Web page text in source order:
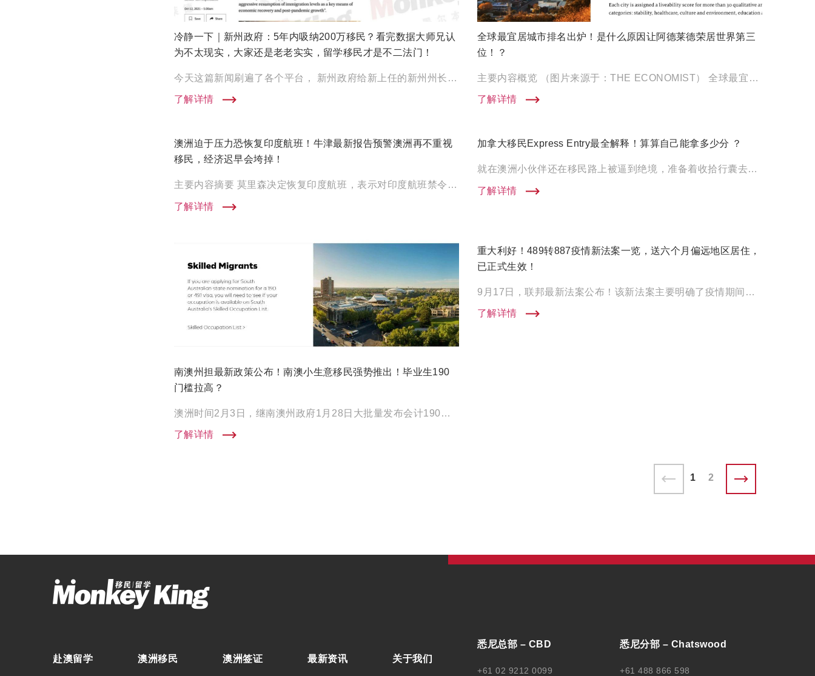
冷静一下｜新州政府：5年内吸纳200万移民？看完数据大师兄认
为不太现实，大家还是老老实实，留学移民才是不二法门！
今天这篇新闻刷遍了各个平台， 新州政府给新上任的新州州长Dominic Perrottet提交了一份轰动全澳的 […]
了解详情
全球最宜居城市排名出炉！是什么原因让阿德莱德荣居世界第三
位！？
主要内容概览 （图片来源于：THE ECONOMIST） 全球最宜居城市排名更新，阿德莱德荣登世界第三； 南澳 […]
了解详情
澳洲迫于压力恐恢复印度航班！牛津最新报告预警澳洲再不重视
移民，经济迟早会垮掉！
主要内容摘要 莫里森决定恢复印度航班，表示对印度航班禁令将不会再延长。 最新经济报告预警，呼吁澳洲增加技术移民 […]
了解详情
加拿大移民Express Entry最全解释！算算自己能拿多少分 ？
就在澳洲小伙伴还在移民路上被逼到绝境，准备着收拾行囊去澳洲大乡下呆它个几年，或者去岛上种几年地的时候，加拿大的 […]
了解详情
南澳州担最新政策公布！南澳小生意移民强势推出！毕业生190
门槛拉高？
澳洲时间2月3日，继南澳州政府1月28日大批量发布会计190以后，今天南澳州官网终于悄悄更新了部分要求！而且里 […]
了解详情
重大利好！489转887疫情新法案一览，送六个月偏远地区居住，
已正式生效！
9月17日，联邦最新法案公布！该新法案主要明确了疫情期间部分签证申请资格要求适当放宽，其中就包含了曾经一度最受 […]
了解详情
1 2
赴澳留学 澳洲移民 澳洲签证 最新资讯 关于我们
悉尼总部 – CBD
+61 02 9212 0099
悉尼分部 – Chatswood
+61 488 866 598